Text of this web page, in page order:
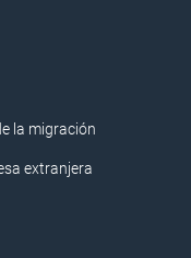
la migración
extranjera